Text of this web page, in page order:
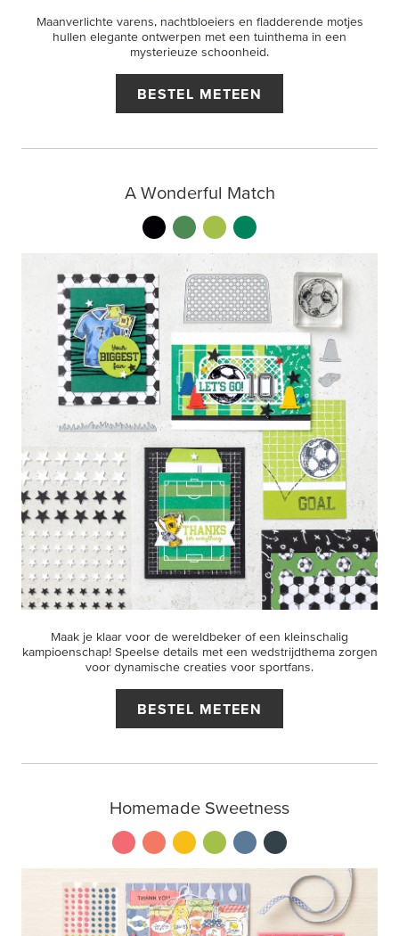
Maanverlichte varens, nachtbloeiers en fladderende motjes
hullen elegante ontwerpen met een tuinthema in een
mysterieuze schoonheid.
BESTEL METEEN
A Wonderful Match
Maak je klaar voor de wereldbeker of een kleinschalig
kampioenschap! Speelse details met een wedstrijdthema zorgen
voor dynamische creaties voor sportfans.
BESTEL METEEN
Homemade Sweetness